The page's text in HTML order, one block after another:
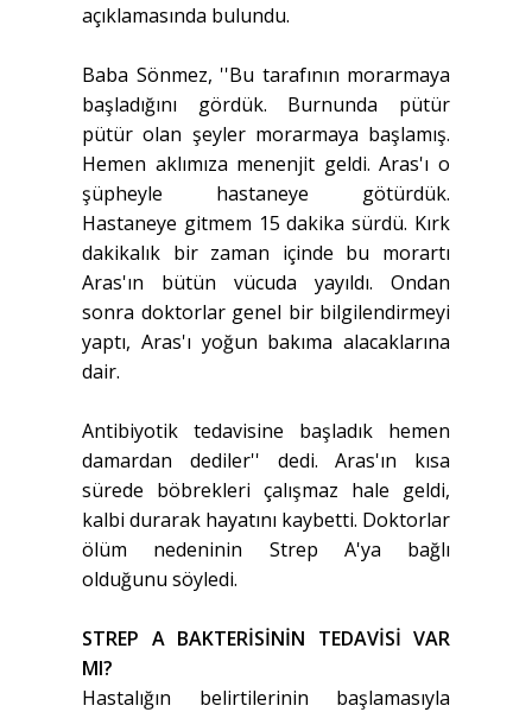
açıklamasında bulundu.
Baba Sönmez, ''Bu tarafının morarmaya
başladığını gördük. Burnunda pütür
pütür olan şeyler morarmaya başlamış.
Hemen aklımıza menenjit geldi. Aras'ı o
şüpheyle hastaneye götürdük.
Hastaneye gitmem 15 dakika sürdü. Kırk
dakikalık bir zaman içinde bu morartı
Aras'ın bütün vücuda yayıldı. Ondan
sonra doktorlar genel bir bilgilendirmeyi
yaptı, Aras'ı yoğun bakıma alacaklarına
dair.
Antibiyotik tedavisine başladık hemen
damardan dediler'' dedi. Aras'ın kısa
sürede böbrekleri çalışmaz hale geldi,
kalbi durarak hayatını kaybetti. Doktorlar
ölüm nedeninin Strep A'ya bağlı
olduğunu söyledi.
STREP A BAKTERİSİNİN TEDAVİSİ VAR
MI?
Hastalığın belirtilerinin başlamasıyla